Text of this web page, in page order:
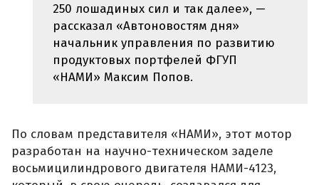
250 лошадиных сил и так далее», —
рассказал «Автоновостям дня»
начальник управления по развитию
продуктовых портфелей ФГУП
«НАМИ» Максим Попов.
По словам представителя «НАМИ», этот мотор
разработан на научно-техническом заделе
восьмицилиндрового двигателя НАМИ-4123,